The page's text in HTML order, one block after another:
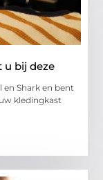
u bij deze
Shark en bent
kledingkast